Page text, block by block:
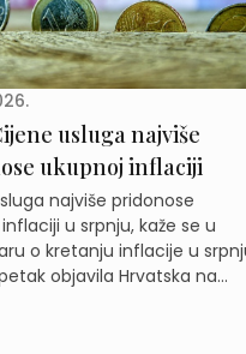
usluga najviše
ukupnoj inflaciji
najviše pridonose
u srpnju, kaže se u
o kretanju inflacije u
objavila Hrvatska na...